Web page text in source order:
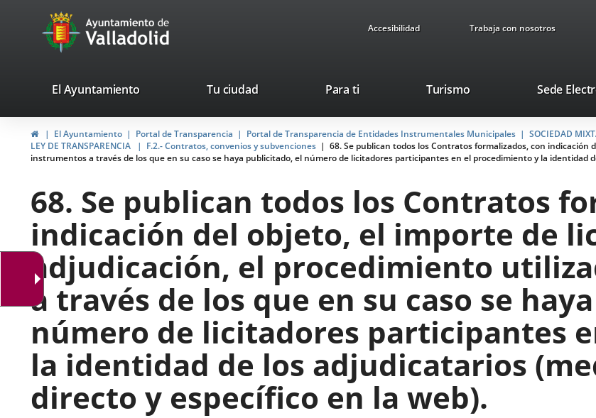
Portal
Web
Ayuntamiento
de
Valladolid
Accesibilidad Trabaja con nosotros
valladolid.es
El Ayuntamiento Tu ciudad Para ti TurismoEste
se
abrirá
en
una
nueva.
Sede
InicioEl Ayuntamiento Portal de Transparencia Portal de Transparencia de Entidades Instrumentales Municipales SOCIEDAD
LEY DE TRANSPARENCIA
F.2.- Contratos, convenios y subvenciones
68. Se publican todos los Contratos formalizados, con
instrumentos a través de los que en su caso se haya publicitado, el número de licitadores participantes en el procedimiento y la identidad
68. Se publican todos los Contratos
indicación del objeto, el importe de
adjudicación, el procedimiento
a través de los que en su caso se
número de licitadores participantes
la identidad de los adjudicatarios
directo y específico en la web).